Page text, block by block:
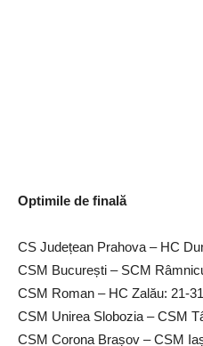
Optimile de finală
CS Județean Prahova – HC
CSM București – SCM
CSM Roman – HC Zalău: 21-31
CSM Unirea Slobozia – CSM
CSM Corona Brașov – CSM